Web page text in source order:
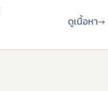
ดูเนื้อหา→